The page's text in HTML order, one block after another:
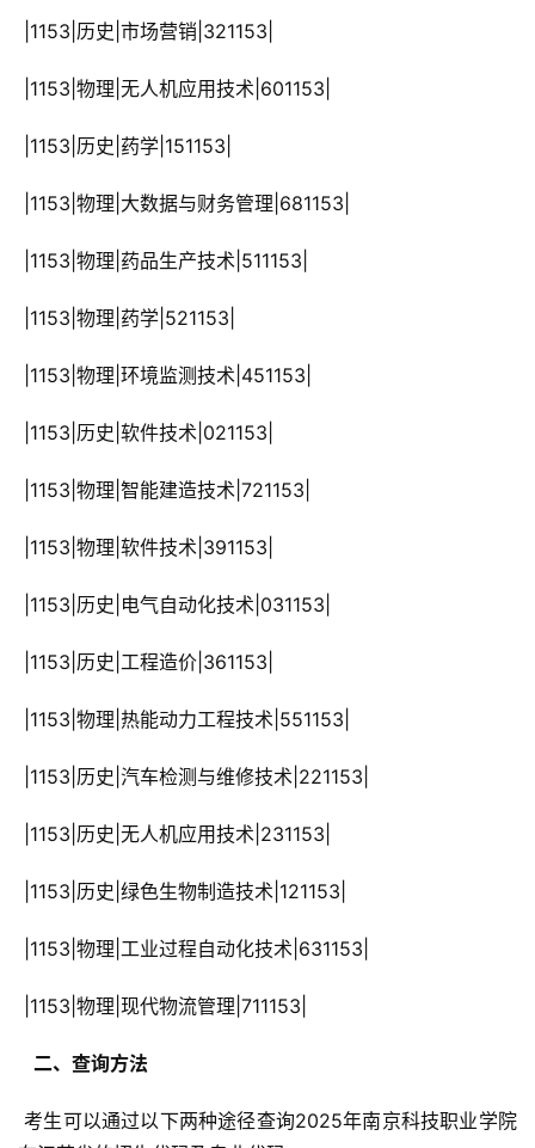
|1153|历史|市场营销|321153|
|1153|物理|无人机应用技术|601153|
|1153|历史|药学|151153|
|1153|物理|大数据与财务管理|681153|
|1153|物理|药品生产技术|511153|
|1153|物理|药学|521153|
|1153|物理|环境监测技术|451153|
|1153|历史|软件技术|021153|
|1153|物理|智能建造技术|721153|
|1153|物理|软件技术|391153|
|1153|历史|电气自动化技术|031153|
|1153|历史|工程造价|361153|
|1153|物理|热能动力工程技术|551153|
|1153|历史|汽车检测与维修技术|221153|
|1153|历史|无人机应用技术|231153|
|1153|历史|绿色生物制造技术|121153|
|1153|物理|工业过程自动化技术|631153|
|1153|物理|现代物流管理|711153|
  二、查询方法
考生可以通过以下两种途径查询2025年南京科技职业学院